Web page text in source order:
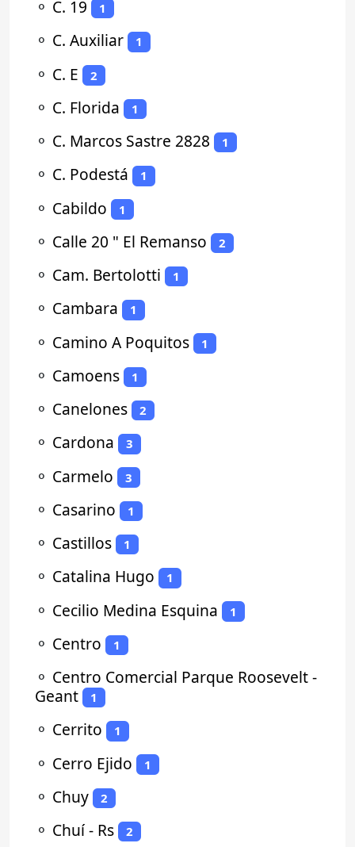
⚬ C. 19 1
⚬ C. Auxiliar 1
⚬ C. E 2
⚬ C. Florida 1
⚬ C. Marcos Sastre 2828 1
⚬ C. Podestá 1
⚬ Cabildo 1
⚬ Calle 20 " El Remanso 2
⚬ Cam. Bertolotti 1
⚬ Cambara 1
⚬ Camino A Poquitos 1
⚬ Camoens 1
⚬ Canelones 2
⚬ Cardona 3
⚬ Carmelo 3
⚬ Casarino 1
⚬ Castillos 1
⚬ Catalina Hugo 1
⚬ Cecilio Medina Esquina 1
⚬ Centro 1
⚬ Centro Comercial Parque Roosevelt -
Geant
1
⚬ Cerrito 1
⚬ Cerro Ejido 1
⚬ Chuy 2
⚬ Chuí - Rs 2